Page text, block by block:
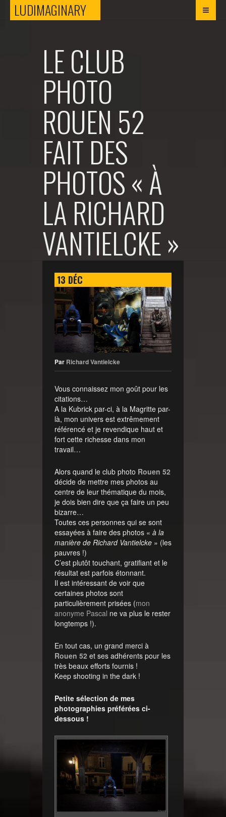
LUDIMAGINARYLUDIMAGINARY
LE CLUB
PHOTO
ROUEN 52
FAIT DES
PHOTOS « À
LA RICHARD
VANTIELCKE »
13 DÉC
Par Richard Vantielcke
Vous connaissez mon goût pour les
citations…
A la Kubrick par-ci, à la Magritte par-
là, mon univers est extrêmement
référencé et je revendique haut et
fort cette richesse dans mon
travail…
Alors quand le club photo Rouen 52
décide de mettre mes photos au
centre de leur thématique du mois,
je dois bien dire que ça faire un peu
bizarre…
Toutes ces personnes qui se sont
essayées à faire des photos « à la
manière de Richard Vantielcke » (les
pauvres !)
C’est plutôt touchant, gratifiant et le
résultat est parfois étonnant.
Il est intéressant de voir que
certaines photos sont
particulièrement prisées (mon
anonyme Pascal ne va plus le rester
longtemps !).
En tout cas, un grand merci à
Rouen 52 et ses adhérents pour les
très beaux efforts fournis !
Keep shooting in the dark !
Petite sélection de mes
photographies préférées ci-
dessous !